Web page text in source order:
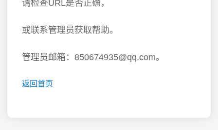
请检查URL是否正确，
或联系管理员获取帮助。
管理员邮箱：850674935@qq.com。
返回首页